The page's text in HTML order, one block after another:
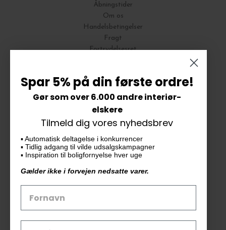
Åbningstider
Om os
Handelsbetingelser
Fragt
Fortrydelsesret
Vores butik
KAiKU ApS
Langdalsvej 46, bygning 7
8220 Brabrand
Tlf. 33 11 19 07
CVR-nr. 30715349
Spar 5% på din første ordre!
Gør som over 6.000 andre interiør-
elskere
Tilmeld dig vores nyhedsbrev
▪️ Automatisk deltagelse i konkurrencer
▪️ Tidlig adgang til vilde udsalgskampagner
▪️ Inspiration til boligfornyelse hver uge
Gælder ikke i forvejen nedsatte varer.